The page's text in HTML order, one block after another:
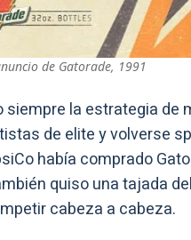
de Gatorade, 1991
siempre la estrategia de
de elite y volverse
había comprado
quiso una tajada
cabeza a cabeza.